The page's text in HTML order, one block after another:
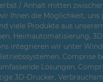
/ Anhalt mitten
Ihnen die Möglichkeit, uns
viele Produkte aus
Heimautomatisierung,
integrieren wir unter
Comprise
Lösungen.
3D-Drucker,